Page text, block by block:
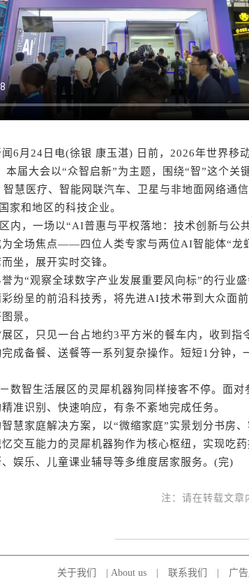
月24日电(徐银 康玉湛) 日前，2026年世界移
本届大会以“众智启新”为主题，围绕“智”这个关
慧医疗、智能网联汽车、卫星与非地面网络通
家和地区的科技企业。
，一场以“AI普惠与平权落地：技术创新与公
为全场焦点——四位人类专家与两位AI智能体“龙
坐，展开实时交锋。
“观察全球数字产业发展重要风向标”的行业盛
纷呈的前沿科技秀，将先进AI技术带到大众面
景。
，只见一台占地约3平方米的餐车内，收到指
成备餐、送餐等一系列复杂操作。短短1分钟，
智生活展区的灵犀机器狗同样接客不停。面对
准识别、快速响应，有条不紊地完成任务。
庭解决方案，以“微缩家庭”实景划分书房、
交互能力的灵犀机器狗作为核心枢纽，实现吃
娱乐、儿童课业辅导等多维度居家服务。(完)
注：请在转载文
关于我们 About us| 联系我们 广